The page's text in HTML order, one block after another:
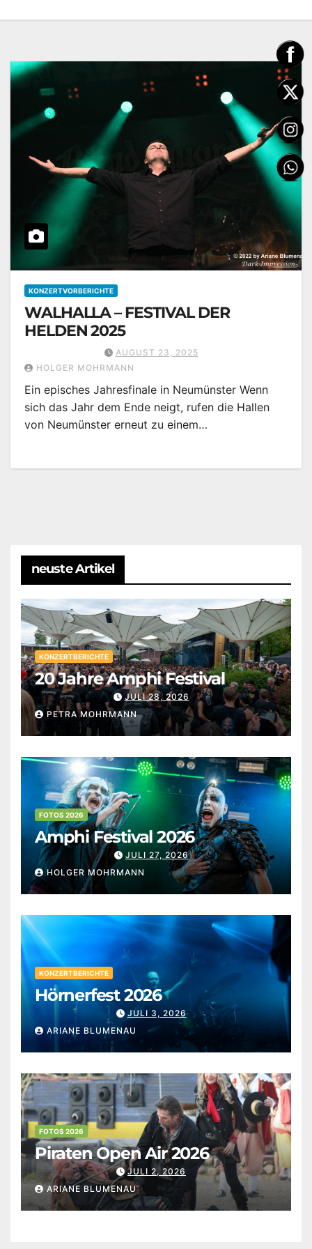
KONZERTVORBERICHTE
WALHALLA – FESTIVAL DER
HELDEN 2025
AUGUST 23, 2025
HOLGER MOHRMANN
Ein episches Jahresfinale in Neumünster Wenn
sich das Jahr dem Ende neigt, rufen die Hallen
von Neumünster erneut zu einem…
neuste Artikel
KONZERTBERICHTE
20 Jahre Amphi Festival
JULI 28, 2026
PETRA MOHRMANN
FOTOS 2026
Amphi Festival 2026
JULI 27, 2026
HOLGER MOHRMANN
KONZERTBERICHTE
Hörnerfest 2026
JULI 3, 2026
ARIANE BLUMENAU
FOTOS 2026
Piraten Open Air 2026
JULI 2, 2026
ARIANE BLUMENAU